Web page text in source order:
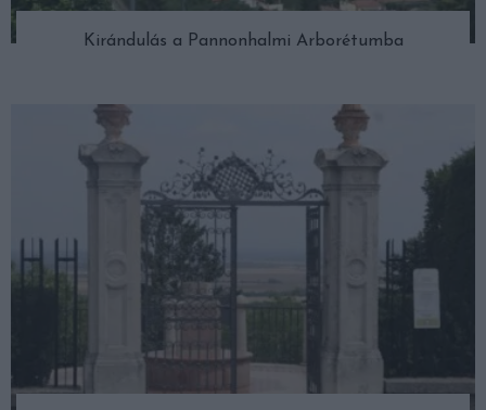
Kirándulás a Pannonhalmi Arborétumba